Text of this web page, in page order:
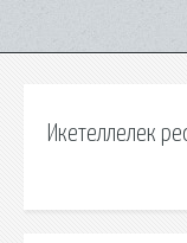
Икетеллелек